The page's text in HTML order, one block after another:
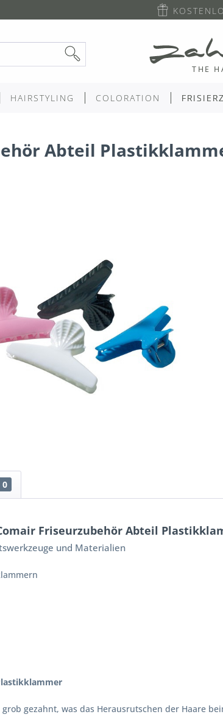
HAIRSTYLING COLORATION
Abteil
0
Friseurzubehör Abteil
und Materialien
gezahnt, was das Herausrutschen der Haare